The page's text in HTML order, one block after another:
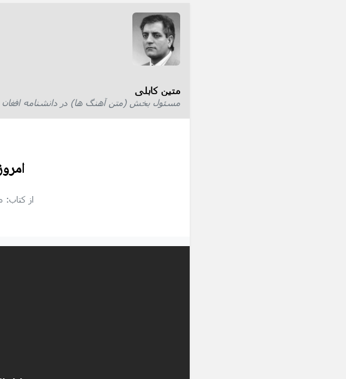
متین کابلی
مسئول بخش (متن آهنگ ها) در دانشنامه افغان
از